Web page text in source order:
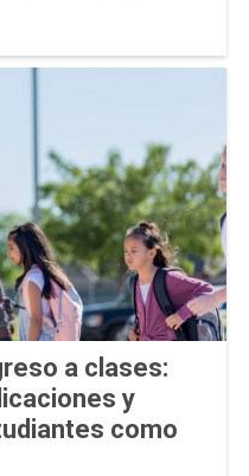
a clases:
y
como